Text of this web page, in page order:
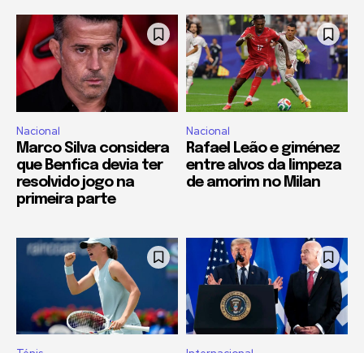
Nacional
Marco Silva considera
que Benfica devia ter
resolvido jogo na
primeira parte
Nacional
Rafael Leão e giménez
entre alvos da limpeza
de amorim no Milan